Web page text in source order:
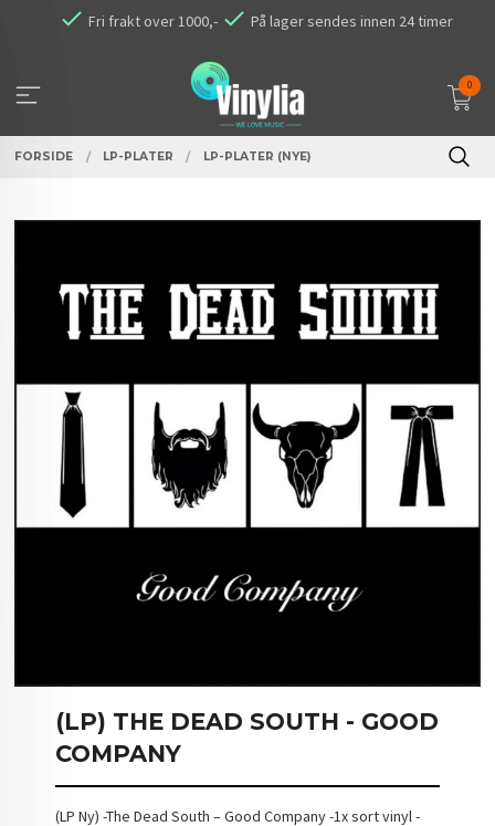
Fri frakt over 1000,- På lager sendes innen 24 timer
0
FORSIDE LP-PLATER LP-PLATER (NYE)
(LP) THE DEAD SOUTH - GOOD
COMPANY
(LP Ny) -The Dead South – Good Company -1x sort vinyl -